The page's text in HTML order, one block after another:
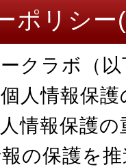
ポリシ
ラボ（以
人情報保
報保護の
の保護を